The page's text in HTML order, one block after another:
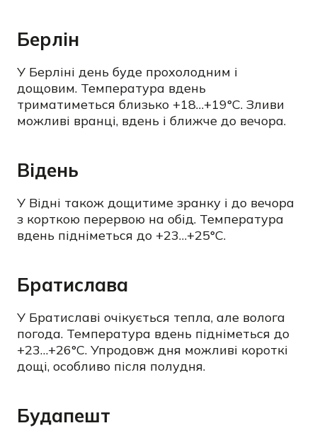
Берлін
У Берліні день буде прохолодним і
дощовим. Температура вдень
триматиметься близько +18…+19°C. Зливи
можливі вранці, вдень і ближче до вечора.
Відень
У Відні також дощитиме зранку і до вечора
з корткою перервою на обід. Температура
вдень підніметься до +23…+25°C.
Братислава
У Братиславі очікується тепла, але волога
погода. Температура вдень підніметься до
+23…+26°C. Упродовж дня можливі короткі
дощі, особливо після полудня.
Будапешт